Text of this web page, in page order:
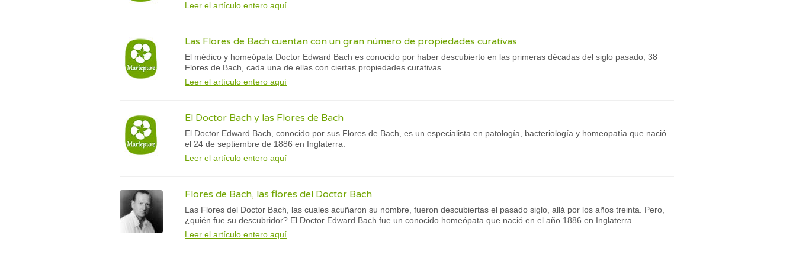
Leer el artículo entero aquí
Las Flores de Bach cuentan con un gran número de propiedades curativas
El médico y homeópata Doctor Edward Bach es conocido por haber descubierto en las primeras décadas del siglo pasado, 38
Flores de Bach, cada una de ellas con ciertas propiedades curativas...
Leer el artículo entero aquí
El Doctor Bach y las Flores de Bach
El Doctor Edward Bach, conocido por sus Flores de Bach, es un especialista en patología, bacteriología y homeopatía que nació
el 24 de septiembre de 1886 en Inglaterra.
Leer el artículo entero aquí
Flores de Bach, las flores del Doctor Bach
Las Flores del Doctor Bach, las cuales acuñaron su nombre, fueron descubiertas el pasado siglo, allá por los años treinta. Pero,
¿quién fue su descubridor? El Doctor Edward Bach fue un conocido homeópata que nació en el año 1886 en Inglaterra...
Leer el artículo entero aquí